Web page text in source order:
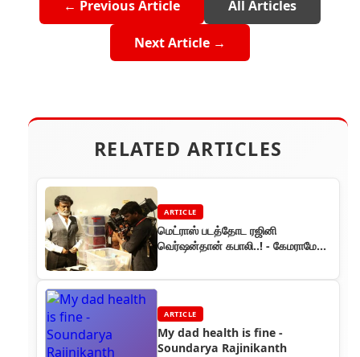
← Previous Article All Articles
Next Article →
RELATED ARTICLES
ARTICLE
மெட்ராஸ் படத்தோட ரஜினி
வெர்ஷன்தான் கபாலி..! - கேமராமேன்
ARTICLE
My dad health is fine -
Soundarya Rajinikanth